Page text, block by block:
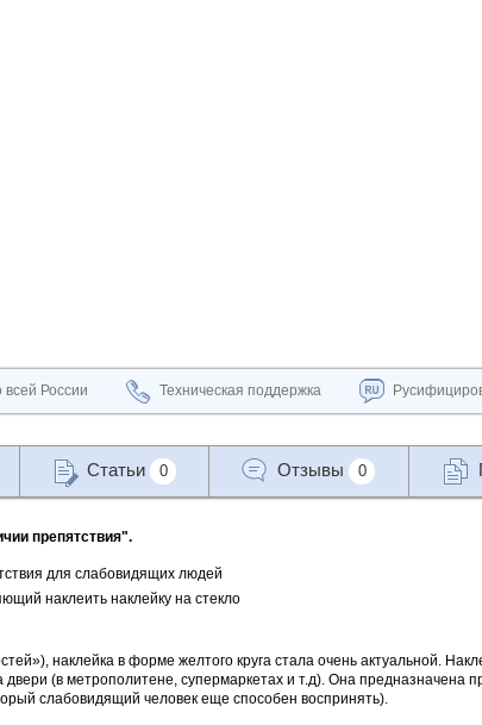
всей России Техническая поддержка
Статьи 0 Отзывы 0
препятствия".
для слабовидящих людей
наклеить наклейку на стекло
наклейка в форме желтого круга стала очень актуальной.
(в метрополитене, супермаркетах и т.д). Она предназначена
слабовидящий человек еще способен воспринять).